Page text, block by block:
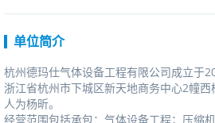
单位简介
杭州德玛仕气体设备工程有限公司成立于
浙江省杭州市下城区新天地商务中心2幢
人为杨昕。
经营范围包括承包：气体设备工程；压缩